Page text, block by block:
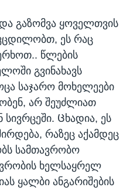
გაზომვა ყოველთვის
ეს რაც
წლების
გვინახავს
საჯარო მოხელეები
არ შეუძლიათ
Ცხადია, ეს
რაზეც აქამდეც
სამთავრობო
ხელსაყრელ
ყალბი ანგარიშების